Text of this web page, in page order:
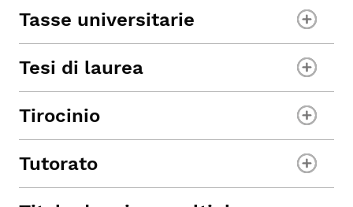
Tasse universitarie
Tesi di laurea
Tirocinio
Tutorato